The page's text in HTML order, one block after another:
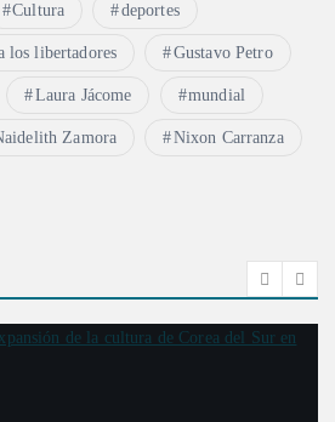
Cultura deportes
los libertadores Gustavo Petro
Laura Jácome mundial
Zamora Nixon Carranza